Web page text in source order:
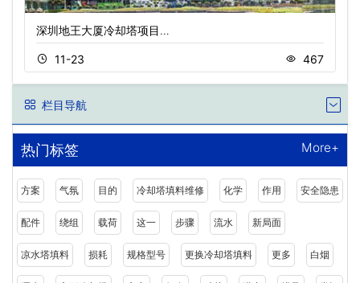
深圳地王大厦冷却塔项目…
11-23 467
栏目导航
热门标签 More+
方案 气氛 目的 冷却塔填料维修 化学 作用 安全隐患
配件 绕组 载荷 这一 步骤 流水 新局面
凉水塔填料 损耗 规格型号 更换冷却塔填料 更多 白烟